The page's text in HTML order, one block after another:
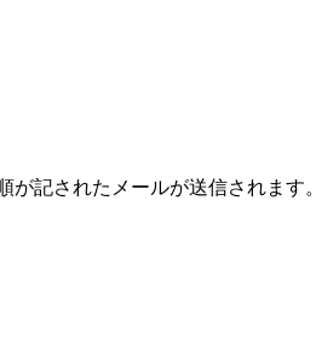
記されたメールが送信されます。